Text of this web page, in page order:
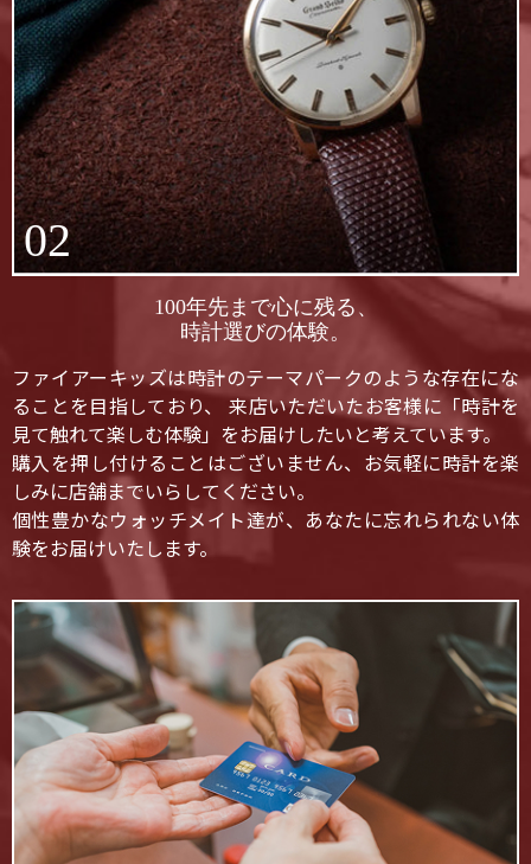
02
100年先まで心に残る、
時計選びの体験。
ファイアーキッズは時計のテーマパークのような存在にな
ることを目指しており、 来店いただいたお客様に「時計を
見て触れて楽しむ体験」をお届けしたいと考えています。
購入を押し付けることはございません、お気軽に時計を楽
しみに店舗までいらしてください。
個性豊かなウォッチメイト達が、あなたに忘れられない体
験をお届けいたします。